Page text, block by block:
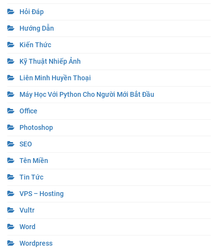
Hỏi Đáp
Hướng Dẫn
Kiến Thức
Kỹ Thuật Nhiếp Ảnh
Liên Minh Huyền Thoại
Máy Học Với Python Cho Người Mới Bắt Đầu
Office
Photoshop
SEO
Tên Miền
Tin Tức
VPS – Hosting
Vultr
Word
Wordpress